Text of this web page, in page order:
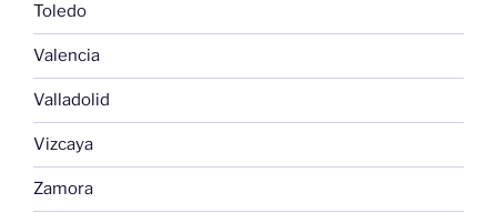
Toledo
Valencia
Valladolid
Vizcaya
Zamora